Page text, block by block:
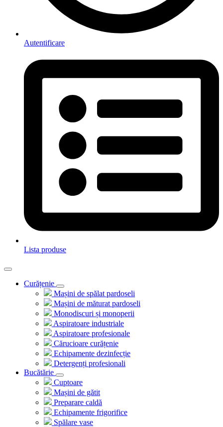
Autentificare
Lista produse
Curățenie
Mașini de spălat pardoseli
Mașini de măturat pardoseli
Monodiscuri și monoperii
Aspiratoare industriale
Aspiratoare profesionale
Cărucioare curățenie
Echipamente dezinfecție
Detergenți profesionali
Bucătărie
Cuptoare
Mașini de gătit
Preparare caldă
Echipamente frigorifice
Spălare vase